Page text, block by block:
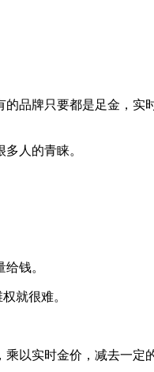
品牌只要都是足金，实
人的青睐。
钱。
就很难。
以实时金价，减去一定